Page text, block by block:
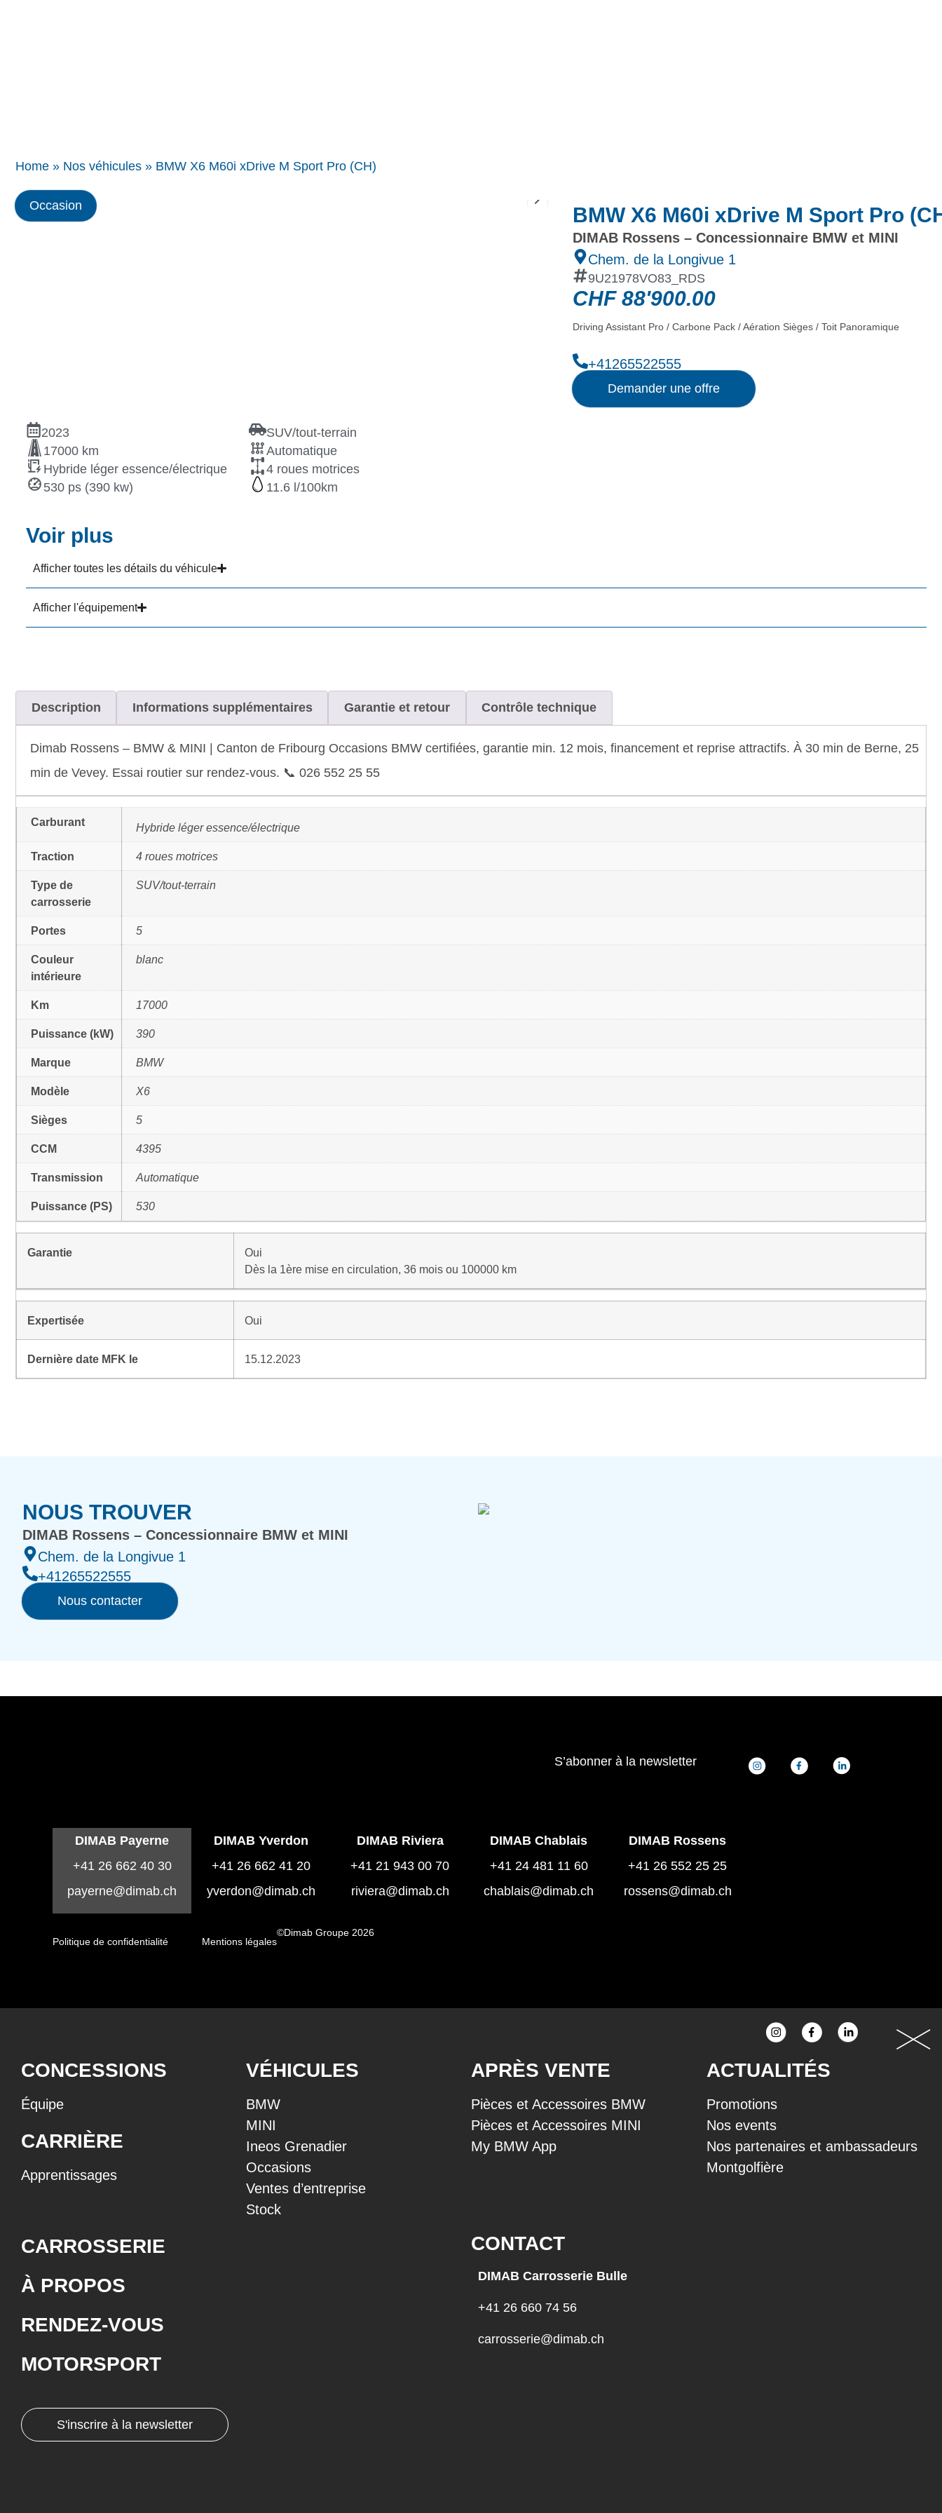
Home » Nos véhicules » BMW X6 M60i xDrive M Sport Pro (CH)
Occasion BMW X6 M60i xDrive M Sport Pro
DIMAB Rossens – Concessionnaire BMW et MINI
Chem. de la Longivue 1
9U21978VO83_RDS
CHF88'900.00
Driving Assistant Pro / Carbone Pack / Aération Sièges / Toit Panoramique
+41265522555
Demander une offre
2023
SUV/tout-terrain
17000 km
Automatique
Hybride léger essence/électrique
4 roues motrices
530 ps (390 kw)
11.6
Voir plus
Afficher toutes les détails du véhicule
Afficher l'équipement
Description Informations supplémentaires Garantie et retour Contrôle technique
Dimab Rossens – BMW & MINI | Canton de Fribourg Occasions BMW certifiées, garantie min. 12 mois, financement et reprise attractifs. À 30 min de Berne, 25
min de Vevey. Essai routier sur rendez-vous. 📞 026 552 25 55
Carburant Hybride léger essence/électrique
Traction 4 roues motrices
Type de
carrosserie
SUV/tout-terrain
Portes 5
Couleur
intérieure
blanc
Km 17000
Puissance (kW) 390
Marque BMW
Modèle X6
Sièges 5
CCM 4395
Transmission Automatique
Puissance (PS) 530
Garantie
Oui
Dès la 1ère mise en circulation, 36 mois ou 100000 km
Expertisée Oui
Dernière date MFK le 15.12.2023
NOUS TROUVER
DIMAB Rossens – Concessionnaire BMW et MINI
Chem. de la Longivue 1
+41265522555
Nous contacter
S’abonner à la newsletter
DIMAB Payerne
+41 26 662 40 30
payerne@dimab.ch
DIMAB Yverdon
+41 26 662 41 20
yverdon@dimab.ch
DIMAB Riviera
+41 21 943 00 70
riviera@dimab.ch
DIMAB Chablais
+41 24 481 11 60
chablais@dimab.ch
DIMAB Rossens
+41 26 552 25 25
rossens@dimab.ch
Politique de confidentialité Mentions légales
©Dimab Groupe 2026
CONCESSIONS
Équipe
CARRIÈRE
Apprentissages
VÉHICULES
BMW
MINI
Ineos Grenadier
Occasions
Ventes d’entreprise
Stock
APRÈS VENTE
Pièces et Accessoires BMW
Pièces et Accessoires MINI
My BMW App
ACTUALITÉS
Promotions
Nos events
Nos partenaires et ambassadeurs
Montgolfière
CARROSSERIE
À PROPOS
RENDEZ-VOUS
MOTORSPORT
CONTACT
DIMAB Carrosserie Bulle
+41 26 660 74 56
carrosserie@dimab.ch
S'inscrire à la newsletter